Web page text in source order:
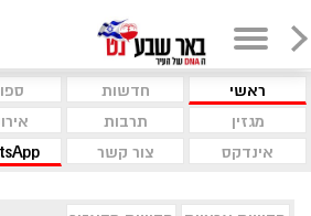
ראשי חדשות
מגזין
תרבות
אינדקס
צור קשר